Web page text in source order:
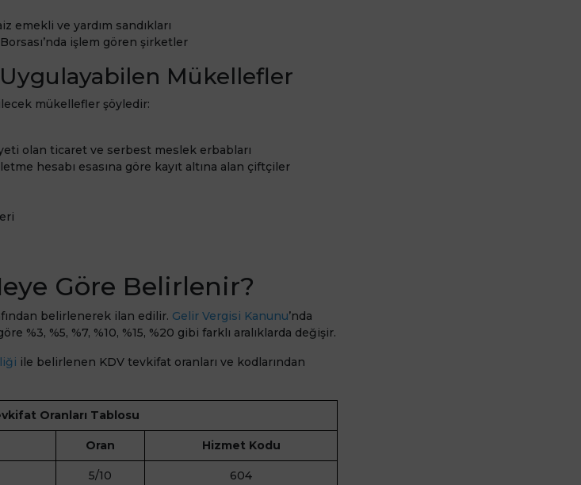
emekli ve yardım sandıkları
işlem gören şirketler
Mükellefler
mükellefler şöyledir:
olan ticaret ve serbest meslek erbabları
hesabı esasına göre kayıt altına alan çiftçiler
Göre Belirlenir?
belirlenerek ilan edilir. Gelir Vergisi Kanunu’nda
%3, %5, %7, %10, %15, %20 gibi farklı aralıklarda değişir.
ile belirlenen KDV tevkifat oranları ve kodlarından
Oranları Tablosu
Oran Hizmet Kodu
5/10 604